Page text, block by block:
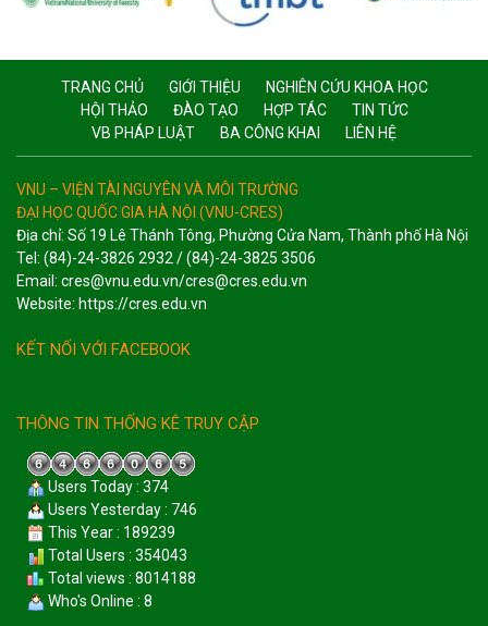
TRANG CHỦ GIỚI THIỆU
NGHIÊN CỨU KHOA HỌC
HỘI THẢO
ĐÀO TẠO HỢP TÁC
TIN TỨC
VB PHÁP LUẬT
BA CÔNG KHAI LIÊN HỆ
VNU – VIỆN TÀI NGUYÊN VÀ MÔI TRƯỜNG
ĐẠI HỌC QUỐC GIA HÀ NỘI (VNU-CRES)
Địa chỉ: Số 19 Lê Thánh Tông, Phường Cửa Nam, Thành phố Hà Nội
Tel: (84)-24-3826 2932 / (84)-24-3825 3506
Email: cres@vnu.edu.vn/cres@cres.edu.vn
Website: https://cres.edu.vn
KẾT NỐI VỚI FACEBOOK
THÔNG TIN THỐNG KÊ TRUY CẬP
Users Today : 374
Users Yesterday : 746
This Year : 189239
Total Users : 354043
Total views : 8014188
Who's Online : 8